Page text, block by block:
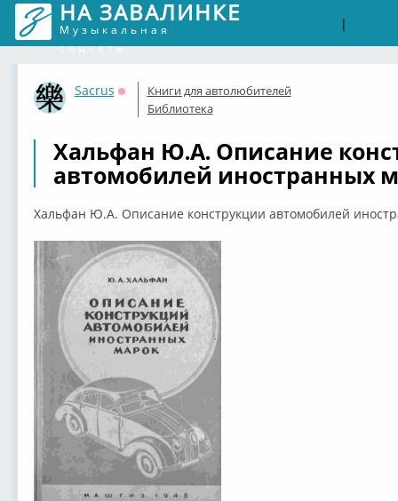
НА ЗАВАЛИНКЕ
Музыкальная
соцсеть
|
Sacrus
Оффлайн
Книги для автолюбителей
Библиотека
Хальфан Ю.А. Описание
автомобилей иностранных
Хальфан Ю.А. Описание конструкции автомобилей